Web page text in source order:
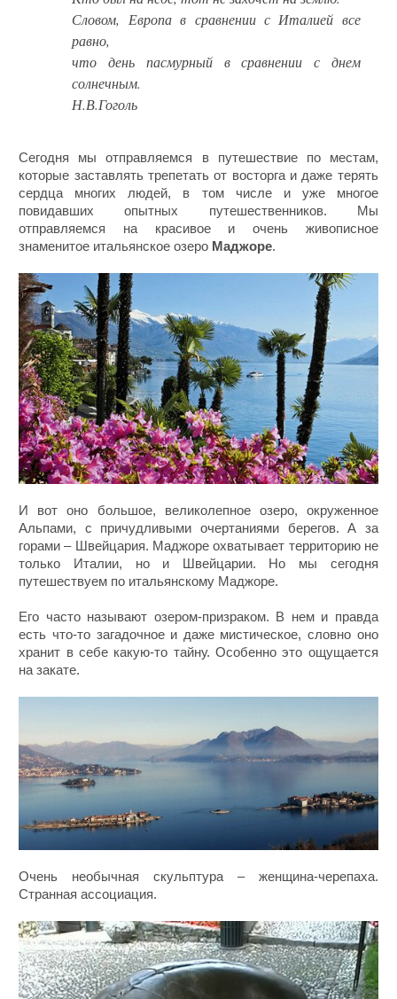
Словом, Европа в сравнении с Италией все
равно,
что день пасмурный в сравнении с днем
солнечным.
Н.В.Гоголь
Сегодня мы отправляемся в путешествие по местам,
которые заставлять трепетать от восторга и даже терять
сердца многих людей, в том числе и уже многое
повидавших опытных путешественников. Мы
отправляемся на красивое и очень живописное
знаменитое итальянское озеро Маджоре.
И вот оно большое, великолепное озеро, окруженное
Альпами, с причудливыми очертаниями берегов. А за
горами – Швейцария. Маджоре охватывает территорию не
только Италии, но и Швейцарии. Но мы сегодня
путешествуем по итальянскому Маджоре.
Его часто называют озером-призраком. В нем и правда
есть что-то загадочное и даже мистическое, словно оно
хранит в себе какую-то тайну. Особенно это ощущается
на закате.
Очень необычная скульптура – женщина-черепаха.
Странная ассоциация.